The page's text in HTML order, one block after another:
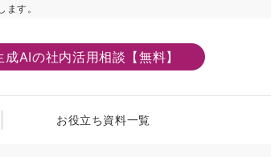
す。
成AIの社内活用相談【無料】
お役立ち資料一覧